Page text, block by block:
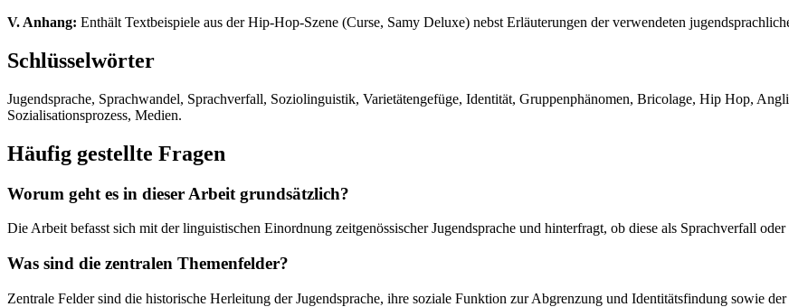
V. Anhang: Enthält Textbeispiele aus der Hip-Hop-Szene (Curse, Samy Deluxe) nebst Erläuterungen der verwendeten
Schlüsselwörter
Jugendsprache, Sprachwandel, Sprachverfall, Soziolinguistik, Varietätengefüge, Identität, Gruppenphänomen, Bricolage, Hip Hop,
Sozialisationsprozess, Medien.
Häufig gestellte Fragen
Worum geht es in dieser Arbeit grundsätzlich?
Die Arbeit befasst sich mit der linguistischen Einordnung zeitgenössischer Jugendsprache und hinterfragt, ob diese als Sprachverfall
Was sind die zentralen Themenfelder?
Zentrale Felder sind die historische Herleitung der Jugendsprache, ihre soziale Funktion zur Abgrenzung und Identitätsfindung sowie